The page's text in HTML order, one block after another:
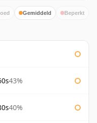
Gemiddeld Beperkt
43%
40%